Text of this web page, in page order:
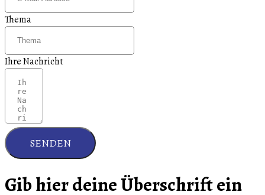
Thema
Ihre Nachricht
SENDEN
Gib hier deine Überschrift ein